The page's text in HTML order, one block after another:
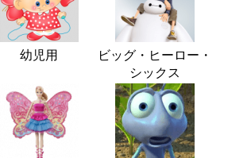
幼児用
ビッグ・ヒーロー・
シックス